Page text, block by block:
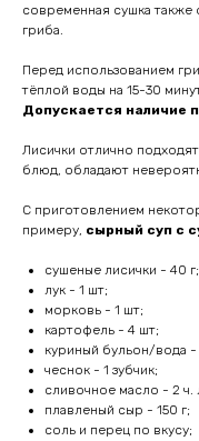
современная сушка также
гриба.
Перед использованием
тёплой воды на 15-30
Допускается наличие
Лисички отлично
блюд, обладают
С приготовлением
примеру, сырный суп с
сушеные лисички - 40 г;
лук - 1 шт;
морковь - 1 шт;
картофель - 4 шт;
куриный бульон/вода -
чеснок - 1 зубчик;
сливочное масло - 2 ч.
плавленый сыр - 150 г;
соль и перец по вкусу;